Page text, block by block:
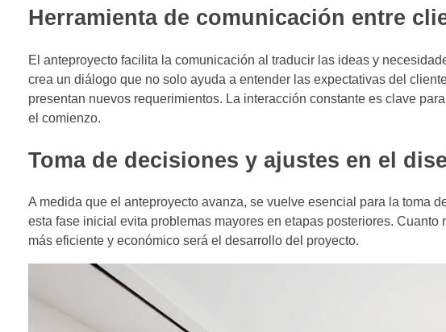
Herramienta de comunicación entre
El anteproyecto facilita la comunicación al traducir las ideas y
crea un diálogo que no solo ayuda a entender las expectativas del
presentan nuevos requerimientos. La interacción constante es clave
el comienzo.
Toma de decisiones y ajustes en el
A medida que el anteproyecto avanza, se vuelve esencial para la toma
esta fase inicial evita problemas mayores en etapas posteriores.
más eficiente y económico será el desarrollo del proyecto.